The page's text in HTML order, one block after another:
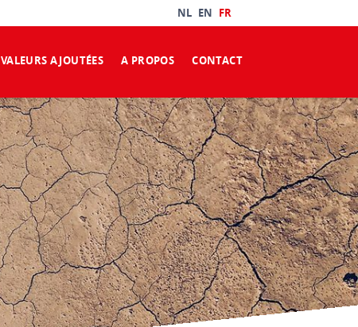
NL EN FR
VALEURS AJOUTÉES A PROPOS CONTACT